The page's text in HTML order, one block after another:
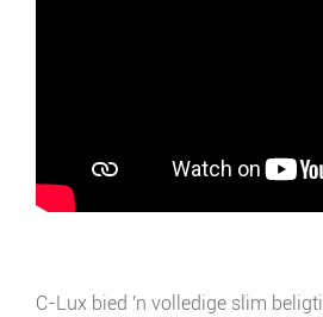
C-Lux bied 'n volledige slim